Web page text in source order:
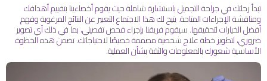
تبدأ رحلتك في جراحة التجميل باستشارة شاملة حيث يقوم أخصاءينا بتقييم أهدافك
ومناقشة الإجراءات المتاحة. يتيح لك هذا الاجتماع التعبير عن النتائج المرغوبة وفهم
أفضل الخيارات لتحقيقها. سيقوم فريقنا بإجراء فحص تفصيلي، بما في ذلك أي تصوير
ضروري، لتطوير خطة علاج شخصية مصممة خصيصًا لاحتياجاتك. تضمن هذه الخطوة
الأساسية شعورك بالمعلومات والثقة بشأن العملية.